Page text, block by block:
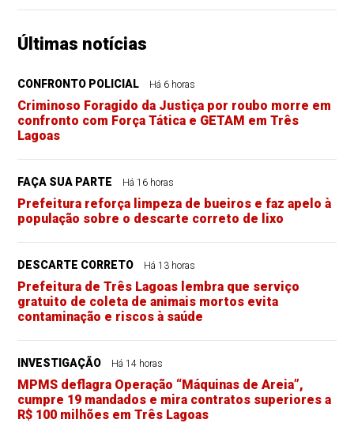
Últimas notícias
CONFRONTO POLICIAL Há 6 horas
Criminoso Foragido da Justiça por roubo morre em
confronto com Força Tática e GETAM em Três
Lagoas
FAÇA SUA PARTE Há 16 horas
Prefeitura reforça limpeza de bueiros e faz apelo à
população sobre o descarte correto de lixo
DESCARTE CORRETO Há 13 horas
Prefeitura de Três Lagoas lembra que serviço
gratuito de coleta de animais mortos evita
contaminação e riscos à saúde
INVESTIGAÇÃO Há 14 horas
MPMS deflagra Operação “Máquinas de Areia”,
cumpre 19 mandados e mira contratos superiores a
R$ 100 milhões em Três Lagoas